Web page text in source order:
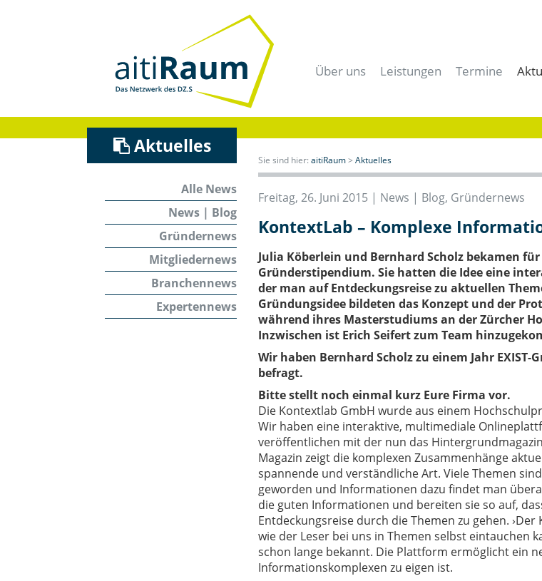
Über uns
Historie
Technologie- und Gründerzentrum
Verein
Förderer und Partner
Presse- und Mediacenter
Leistungen
Für Unternehmer
Für Forschung & Lehre
Für Anwender
Für Studenten &
Für Experten
Meeting- & Eventräume
Coworking Space
Termine
aitiRaum
Mitglieder
Aktuelles
Alle News
News | Blog
Gründernews
Mitgliedernews
Branchennews
Expertennews
Sie sind hier: aitiRaum> Aktuelles
Freitag, 26. Juni 2015 | News | Blog, Gründernews
KontextLab – Komplexe
Julia Köberlein und Bernhard Scholz bekamen
Gründerstipendium. Sie hatten die Idee eine
der man auf Entdeckungsreise zu aktuellen
Gründungsidee bildeten das Konzept und der
während ihres Masterstudiums an der Zürcher
Inzwischen ist Erich Seifert zum Team
Wir haben Bernhard Scholz zu einem Jahr
befragt.
Bitte stellt noch einmal kurz Eure Firma vor.
Die Kontextlab GmbH wurde aus einem
Wir haben eine interaktive, multimediale
veröffentlichen mit der nun das Hintergrundmagazin
Magazin zeigt die komplexen Zusammenhänge
spannende und verständliche Art. Viele Themen
geworden und Informationen dazu findet man
die guten Informationen und bereiten sie so auf,
Entdeckungsreise durch die Themen zu gehen.
wie der Leser bei uns in Themen selbst eintauchen
schon lange bekannt. Die Plattform ermöglicht ein
Informationskomplexen zu eigen ist.